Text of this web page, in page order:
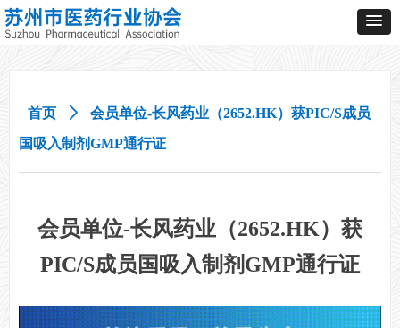
会员单位-长风药业（2652.HK）获
PIC/S成员国吸入制剂GMP通行证
首页 ꄲ
会员单位-长风药业（2652.HK）获PIC/S成员
国吸入制剂GMP通行证